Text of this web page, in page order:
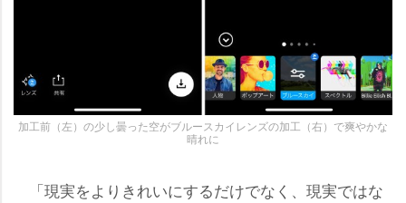
加工前（左）の少し曇った空がブルースカイレンズの加工（右）で爽やかな
晴れに
「現実をよりきれいにするだけでなく、現実ではな